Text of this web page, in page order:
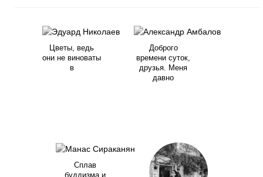
Цветы, ведь
они не виноваты
в
Доброго
времени суток,
друзья. Меня
давно
Сплав
буддизма и